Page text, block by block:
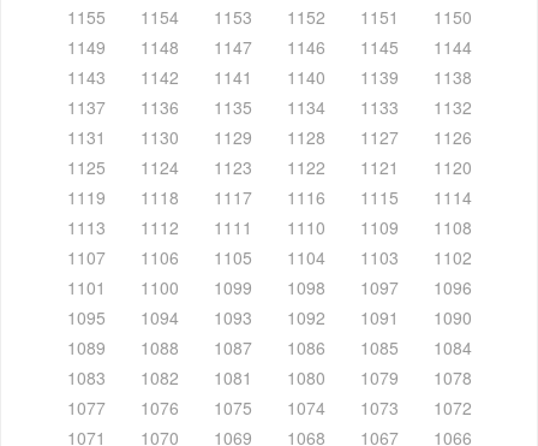
1155
1154 1153 1152 1151
1150
1149
1148 1147 1146 1145
1144
1143
1142 1141 1140 1139
1138
1137
1136 1135 1134 1133
1132
1131
1130 1129 1128 1127
1126
1125
1124 1123 1122 1121
1120
1119
1118 1117 1116 1115
1114
1113
1112 1111 1110 1109
1108
1107
1106 1105 1104 1103
1102
1101
1100 1099 1098 1097
1096
1095
1094 1093 1092 1091
1090
1089
1088 1087 1086 1085
1084
1083
1082 1081 1080 1079
1078
1077
1076 1075 1074 1073
1072
1071
1070 1069 1068 1067 1066